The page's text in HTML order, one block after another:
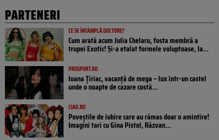
PARTENERI
CE SE ÎNTÂMPLĂ DOCTORE?
Cum arată acum Julia Chelaru, fosta membră a
trupei Exotic! Și-a etalat formele voluptoase, la...
PROSPORT.RO
Ioana Țiriac, vacanță de mega – lux într-un castel
unde o noapte de cazare costă...
CIAO.RO
Poveştile de iubire care au rămas doar o amintire!
Imagini tari cu Gina Pistol, Răzvan...